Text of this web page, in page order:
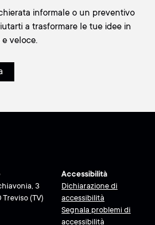
informale o un preventivo
a trasformare le tue idee in
veloce.
3
Treviso (TV)
Accessibilità
Dichiarazione di
accessibilità
Segnala problemi di
accessibilità